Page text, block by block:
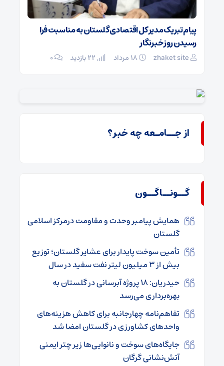
پیام تبریک مدیر کل اقتصادی گلستان به مناسبت فرا
رسیدن روز خبرنگار
zhaket site ۰
از جــامـعه چه خبر؟
گــونــاگــون
همایش پیامبر وحدت و مقاومت درمرکز اسلامی
گلستان
تأمین سوخت پایدار برای عشایر گلستان؛ توزیع
بیش از ۳ میلیون لیتر نفت سفید در سال
حیدریان: ۱۸ پروژه آبرسانی در گلستان به
بهره‌برداری می‌رسد
تفاهم‌نامه چهارجانبه برای کاهش هزینه‌های
واحدهای کشاورزی در گلستان امضا شد
جایگاه‌های سوخت و نانوایی‌ها زیر چتر ایمنی
آتش‌نشانی گرگان